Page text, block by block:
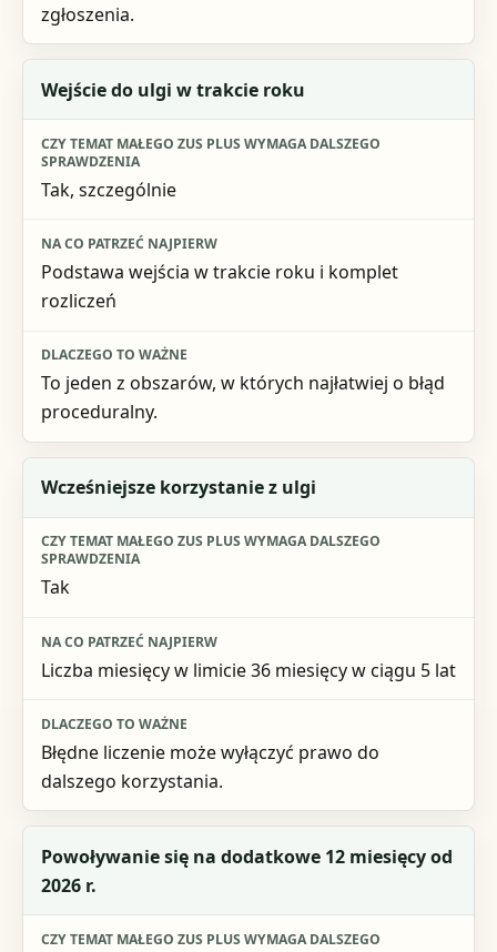
zgłoszenia.
Wejście do ulgi w trakcie roku
Tak, szczególnie
Podstawa wejścia w trakcie roku i komplet
rozliczeń
To jeden z obszarów, w których najłatwiej o błąd
proceduralny.
Wcześniejsze korzystanie z ulgi
Tak
Liczba miesięcy w limicie 36 miesięcy w ciągu 5 lat
Błędne liczenie może wyłączyć prawo do
dalszego korzystania.
Powoływanie się na dodatkowe 12 miesięcy od
2026 r.